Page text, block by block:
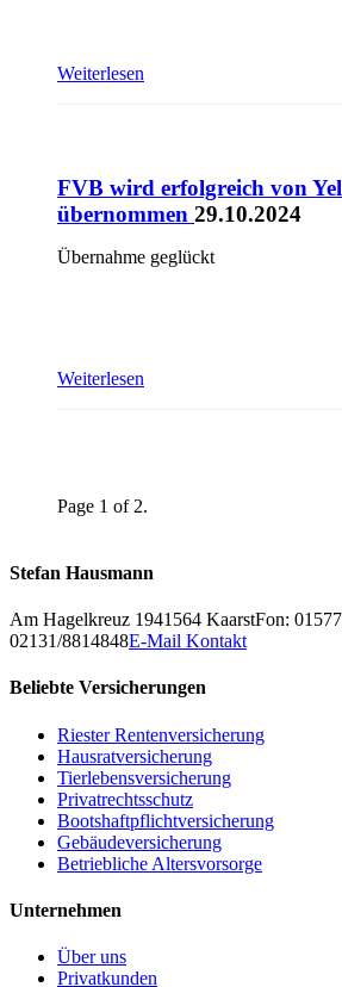
Weiterlesen
FVB wird erfolgreich von
übernommen 29.10.2024
Übernahme geglückt
Weiterlesen
Page 1 of 2.
Stefan Hausmann
Am Hagelkreuz 1941564 KaarstFon:
02131/8814848E-Mail Kontakt
Beliebte Versicherungen
Riester Rentenversicherung
Hausratversicherung
Tierlebensversicherung
Privatrechtsschutz
Bootshaftpflichtversicherung
Gebäudeversicherung
Betriebliche Altersvorsorge
Unternehmen
Über uns
Privatkunden